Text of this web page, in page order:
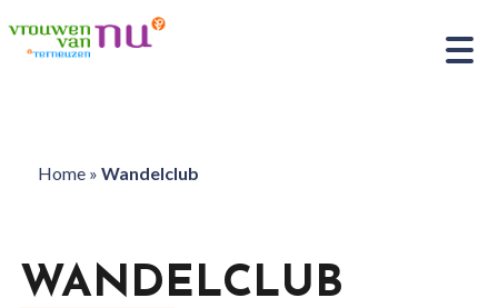
Home» Wandelclub
WANDELCLUB